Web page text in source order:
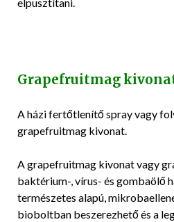
elpusztítani.
Grapefruitmag
A házi fertőtlenítő spray vagy
grapefruitmag kivonat.
A grapefruitmag kivonat vagy
baktérium-, vírus- és gombaölő
természetes alapú,
bioboltban beszerezhető és a